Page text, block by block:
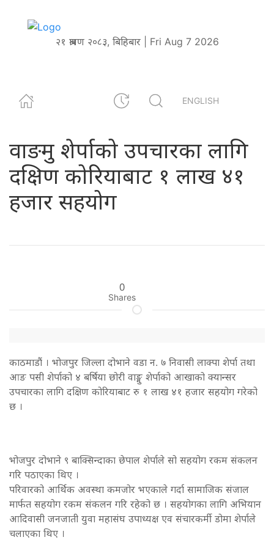
२१ श्रावण २०८३, बिहिबार | Fri Aug 7 2026
ENGLISH
वाङमु शेर्पाको उपचारका लागि
दक्षिण कोरियाबाट १ लाख ४१
हजार सहयोग
0
Shares
काठमाडौं । भोजपुर जिल्ला दोभाने वडा न. ७ निवासी लाक्पा शेर्पा तथा
आङ पसी शेर्पाको ४ बर्षिया छोरी वाङ्मु शेर्पाको आखाको क्यान्सर
उपचारका लागि दक्षिण कोरियाबाट रु १ लाख ४१ हजार सहयोग गरेको
छ ।
भोजपुर दोभाने ९ बाक्सिन्दाका छेपाल शेर्पाले सो सहयोग रकम संकलन
गरि पठाएका थिए ।
परिवारको आर्थिक अवस्था कमजोर भएकाले गर्दा सामाजिक संजाल
मार्फत सहयोग रकम संकलन गरि रहेको छ । सहयोगका लागि अभियान
आदिवासी जनजाती युवा महासंघ उपाध्यक्ष एव संचारकर्मी डोमा शेर्पाले
चलाएका थिए ।